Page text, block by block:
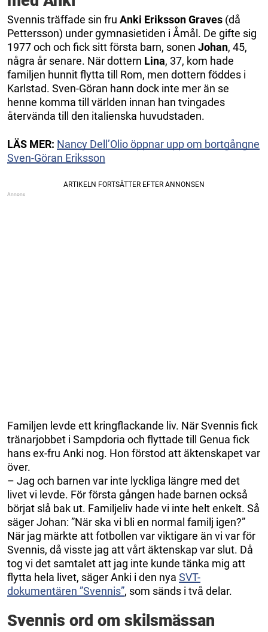
Svennis träffade sin fru Anki Eriksson Graves (då
Pettersson) under gymnasietiden i Åmål. De gifte sig
1977 och och fick sitt första barn, sonen Johan, 45,
några år senare. När dottern Lina, 37, kom hade
familjen hunnit flytta till Rom, men dottern föddes i
Karlstad. Sven-Göran hann dock inte mer än se
henne komma till världen innan han tvingades
återvända till den italienska huvudstaden.
LÄS MER: Nancy Dell’Olio öppnar upp om bortgångne
Sven-Göran Eriksson
Familjen levde ett kringflackande liv. När Svennis fick
tränarjobbet i Sampdoria och flyttade till Genua fick
hans ex-fru Anki nog. Hon förstod att äktenskapet var
över.
– Jag och barnen var inte lyckliga längre med det
livet vi levde. För första gången hade barnen också
börjat slå bak ut. Familjeliv hade vi inte helt enkelt. Så
säger Johan: ”När ska vi bli en normal familj igen?”
När jag märkte att fotbollen var viktigare än vi var för
Svennis, då visste jag att vårt äktenskap var slut. Då
tog vi det samtalet att jag inte kunde tänka mig att
flytta hela livet, säger Anki i den nya SVT-
dokumentären ”Svennis”, som sänds i två delar.
Svennis ord om skilsmässan